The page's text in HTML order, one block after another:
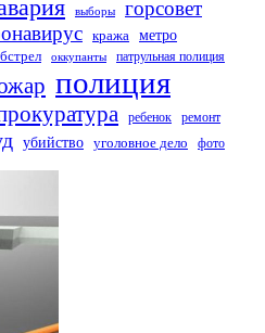
выборы горсовет
кража метро
оккупанты патрульная полиция
полиция
ребенок
ремонт
убийство уголовное дело фото